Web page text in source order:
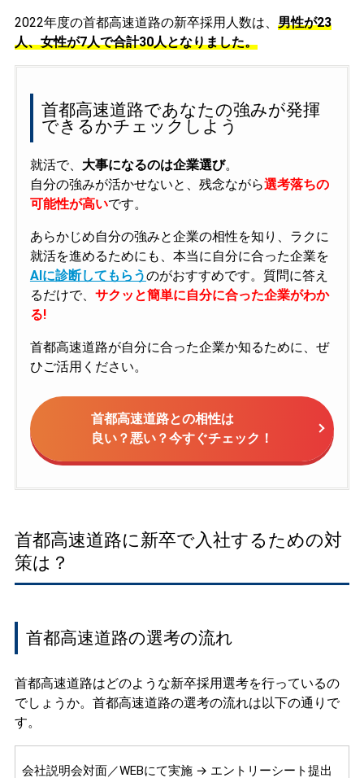
2022年度の首都高速道路の新卒採用人数は、 男性が23
人、女性が7人で合計30人となりました。
首都高速道路であなたの強みが発揮
できるかチェックしよう
就活で、 大事になるのは企業選び。
自分の強みが活かせないと、残念ながら選考落ちの
可能性が高いです。
あらかじめ自分の強みと企業の相性を知り、ラクに
就活を進めるためにも、本当に自分に合った企業を
AIに診断してもらうのがおすすめです。質問に答え
るだけで、 サクッと簡単に自分に合った企業がわか
る!
首都高速道路が自分に合った企業か知るために、ぜ
ひご活用ください。
首都高速道路との相性は
良い？悪い？今すぐチェック！
首都高速道路に新卒で入社するための対
策は？
首都高速道路の選考の流れ
首都高速道路はどのような新卒採用選考を行っているの
でしょうか。首都高速道路の選考の流れは以下の通りで
す。
会社説明会対面／WEBにて実施 → エントリーシート提出